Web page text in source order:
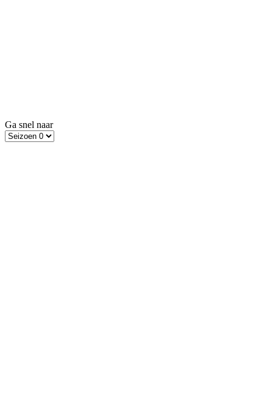
Ga snel naar